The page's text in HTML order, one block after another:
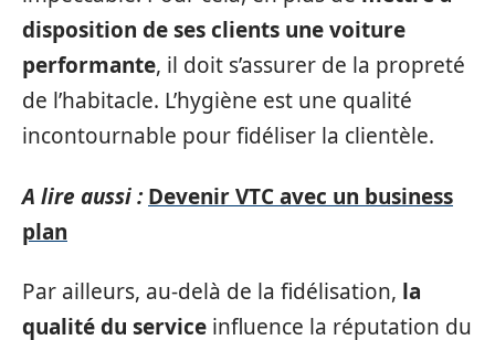
disposition de ses clients une voiture
performante, il doit s’assurer de la propreté
de l’habitacle. L’hygiène est une qualité
incontournable pour fidéliser la clientèle.
A lire aussi : Devenir VTC avec un business
plan
Par ailleurs, au-delà de la fidélisation, la
qualité du service influence la réputation du